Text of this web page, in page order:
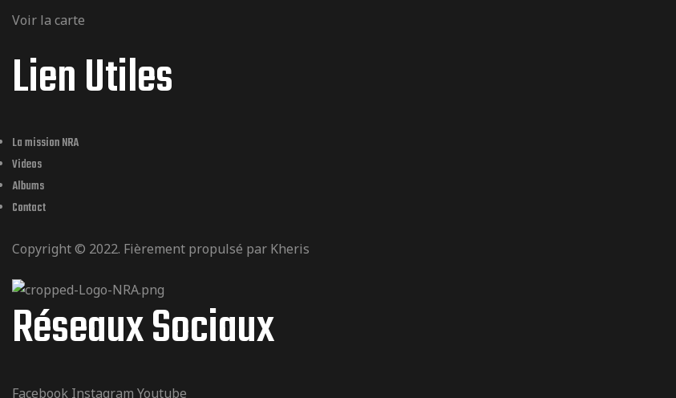
Voir la carte
Lien Utiles
La mission NRA
Videos
Albums
Contact
Copyright © 2022. Fièrement propulsé par Kheris
Réseaux Sociaux
Facebook Instagram Youtube